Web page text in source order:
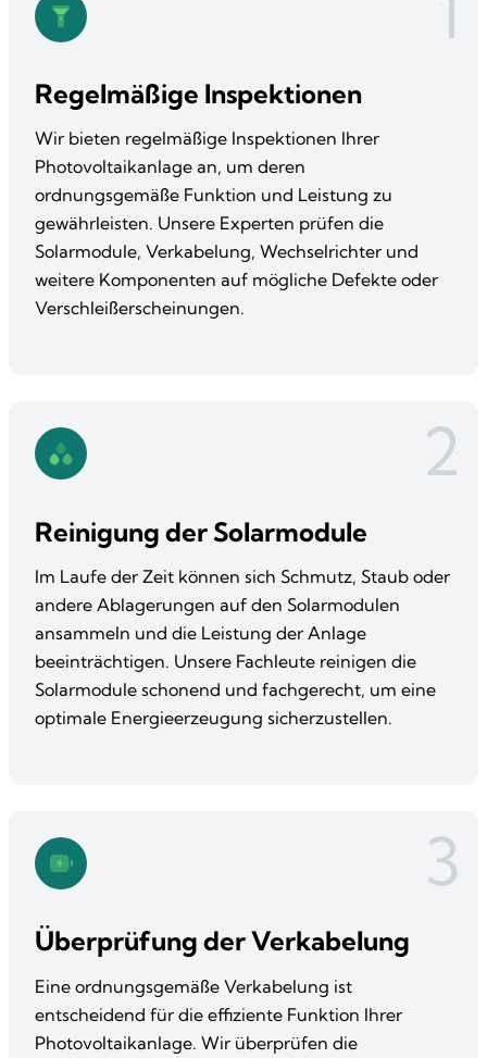
Regelmäßige Inspektionen
Wir bieten regelmäßige Inspektionen Ihrer
Photovoltaikanlage an, um deren
ordnungsgemäße Funktion und Leistung zu
gewährleisten. Unsere Experten prüfen die
Solarmodule, Verkabelung, Wechselrichter und
weitere Komponenten auf mögliche Defekte oder
Verschleißerscheinungen.​
2
Reinigung der Solarmodule
Im Laufe der Zeit können sich Schmutz, Staub oder
andere Ablagerungen auf den Solarmodulen
ansammeln und die Leistung der Anlage
beeinträchtigen. Unsere Fachleute reinigen die
Solarmodule schonend und fachgerecht, um eine
optimale Energieerzeugung sicherzustellen.
3
Überprüfung der Verkabelung
Eine ordnungsgemäße Verkabelung ist
entscheidend für die effiziente Funktion Ihrer
Photovoltaikanlage. Wir überprüfen die